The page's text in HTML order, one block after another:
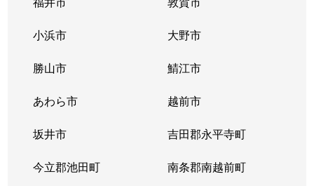
小浜市 大野市
勝山市 鯖江市
あわら市 越前市
坂井市 吉田郡永平寺町
今立郡池田町 南条郡南越前町